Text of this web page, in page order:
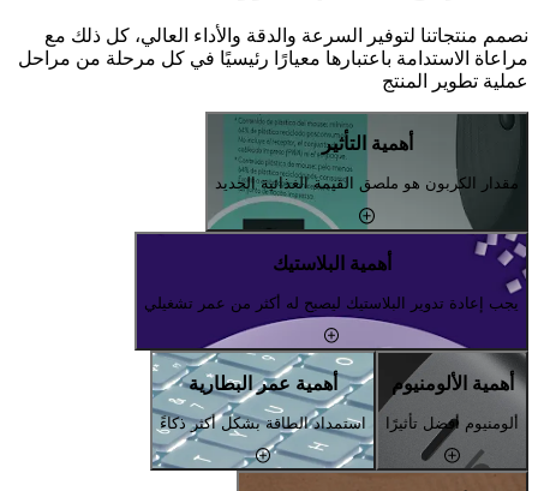
نصمم منتجاتنا لتوفير السرعة والدقة والأداء العالي، كل ذلك مع
مراعاة الاستدامة باعتبارها معيارًا رئيسيًا في كل مرحلة من مراحل
عملية تطوير المنتج
أهمية التأثير
مقدار الكربون هو ملصق القيمة الغذائية الجديد
أهمية البلاستيك
يجب إعادة تدوير البلاستيك ليصبح له أكثر من عمر تشغيلي
أهمية الألومنيوم
ألومنيوم أفضل تأثيرًا
أهمية عمر البطارية
استمداد الطاقة بشكل أكثر ذكاءً